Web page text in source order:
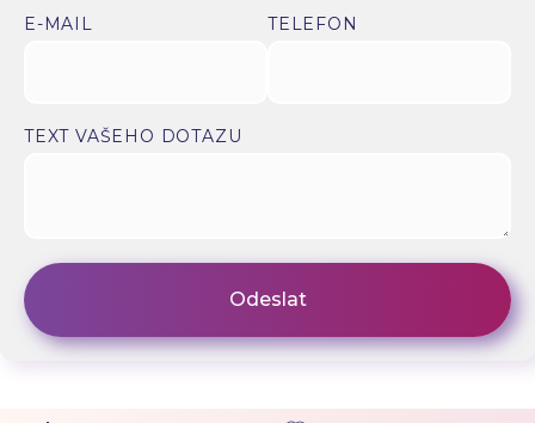
E-MAIL TELEFON
TEXT VAŠEHO DOTAZU